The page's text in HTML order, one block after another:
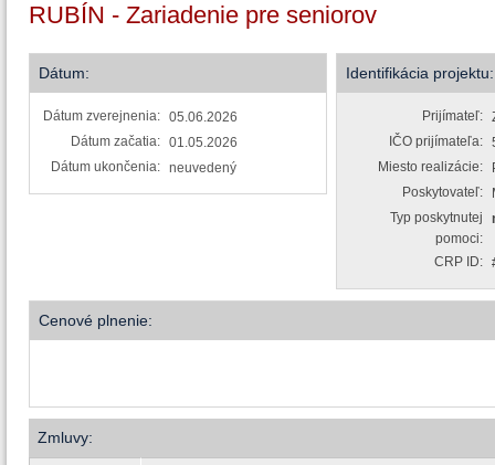
RUBÍN - Zariadenie pre seniorov
Dátum:
Dátum zverejnenia: 05.06.2026
Dátum začatia: 01.05.2026
Dátum ukončenia: neuvedený
Identifikácia projektu:
Prijímateľ:
IČO prijímateľa:
Miesto realizácie:
Poskytovateľ:
Typ poskytnutej
pomoci:
CRP ID:
Cenové plnenie:
Zmluvy: